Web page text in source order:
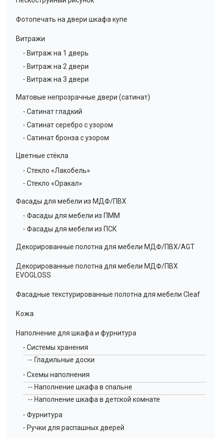
Фотопечать на двери шкафа купе
Витражи
- Витраж на 1 дверь
- Витраж на 2 двери
- Витраж на 3 двери
Матовые непрозрачные двери (сатинат)
- Сатинат гладкий
- Сатинат серебро с узором
- Сатинат бронза с узором
Цветные стёкла
- Стекло «Лакобель»
- Стекло «Оракал»
Фасады для мебели из МДФ/ПВХ
- Фасады для мебели из ПММ
- Фасады для мебели из ПСК
Декорированные полотна для мебели МДФ/ПВХ/AGT
Декорированные полотна для мебели МДФ/ПВХ
EVOGLOSS
Фасадные текстурированные полотна для мебели Cleaf
Кожа
Наполнение для шкафа и фурнитура
- Системы хранения
-- Гладильные доски
- Схемы наполнения
-- Наполнение шкафа в спальне
-- Наполнение шкафа в детской комнате
- Фурнитура
- Ручки для распашных дверей